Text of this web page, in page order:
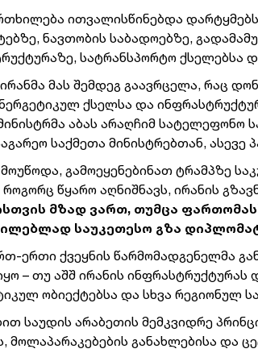
ითვალისწინებდა
ნავთობის საბადოებზე,
სატრანსპორტო ქსელებსა
მას შემდეგ გაავრცელა, რაც
ქსელსა და
აბას არაღჩიმ სატელეფონო
საქმეთა მინისტრებთან, ასევე
გამოეყენებინათ ტრამპზე
როგორც წყარო აღნიშნავს, ირანის
მზად ვართ, თუმცა
საუკეთესო გზა
ერთი ქვეყნის წარმომადგენელმა
– თუ აშშ ირანის ინფრასტრუქტურას
ობიექტებსა და სხვა რეგიონულ
საუდის არაბეთის მემკვიდრე
მოლაპარაკებების განახლებისა და